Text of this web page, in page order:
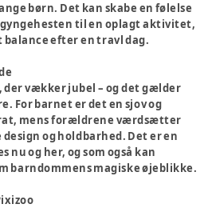
børn. Det kan skabe en følelse
til en oplagt aktivitet,
efter en travl dag.
der vækker jubel – og det gælder
For barnet er det en sjov og
mens forældrene værdsætter
og holdbarhed. Det er en
nu og her, og som også kan
barndommens magiske øjeblikke.